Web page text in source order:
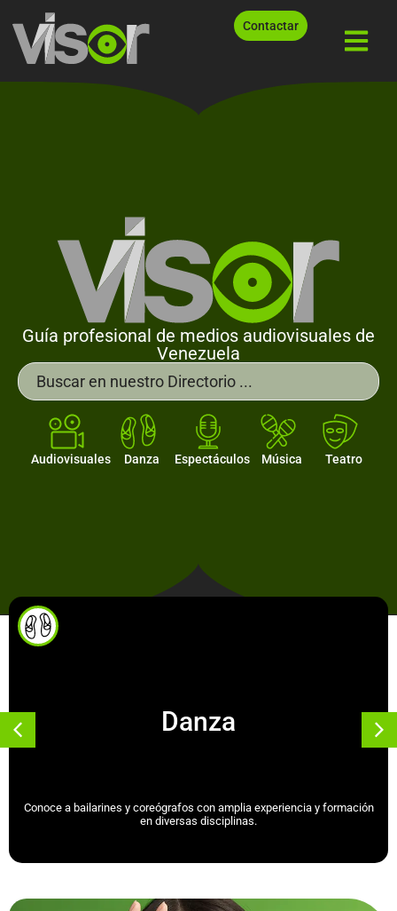
Contactar
Guía profesional de medios audiovisuales de
Venezuela
Audiovisuales Danza Espectáculos Música Teatro
Danza
Conoce a bailarines y coreógrafos con amplia experiencia y formación
en diversas disciplinas.